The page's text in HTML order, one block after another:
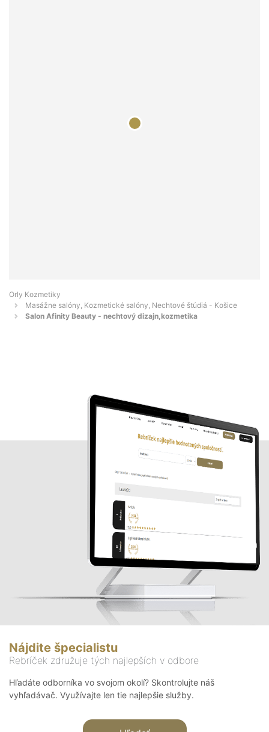
Orly Kozmetiky
Masážne salóny, Kozmetické salóny, Nechtové štúdiá - Košice
Salon Afinity Beauty - nechtový dizajn,kozmetika
Nájdite špecialistu
Rebríček združuje tých najlepších v odbore
Hľadáte odborníka vo svojom okolí? Skontrolujte náš
vyhľadávač. Využívajte len tie najlepšie služby.